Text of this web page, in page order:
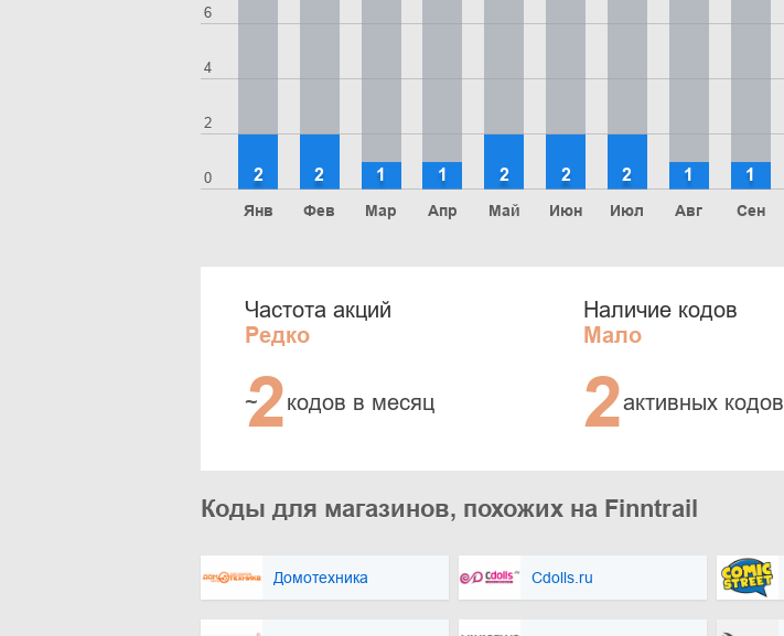
0
2
4
6
Янв
2
Фев
2
Мар
1
Апр
1
Май
2
Июн
2
Июл
2
Авг
1
Сен
1
Частота акций
Редко
~
2кодов в месяц
Наличие кодов
Мало
2активных кодов
Коды для магазинов, похожих на Finntrail
Домотехника Cdolls.ru